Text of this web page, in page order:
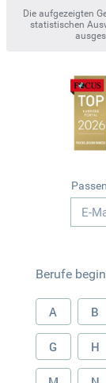
Die aufgezeigten
statistischen
Berufe
A B
G H